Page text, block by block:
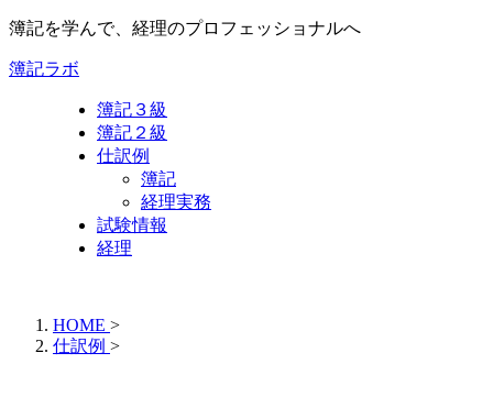
簿記を学んで、経理のプロフェッショナルへ
簿記ラボ
簿記３級
簿記２級
仕訳例
簿記
経理実務
試験情報
経理
HOME >
仕訳例 >